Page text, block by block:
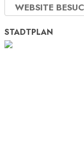
WEBSITE
STADTPLAN